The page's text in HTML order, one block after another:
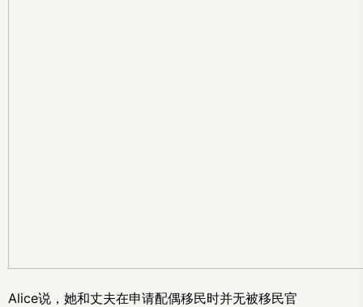
Alice说，她和丈夫在申请配偶移民时并无被移民官